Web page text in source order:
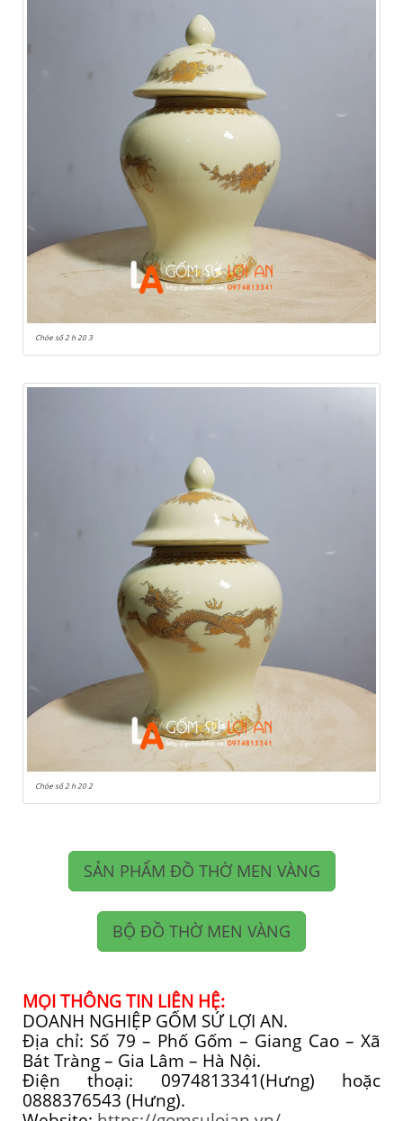
Chóe số 2 h 20 3
Chóe số 2 h 20 2
SẢN PHẨM ĐỒ THỜ MEN VÀNG
BỘ ĐỒ THỜ MEN VÀNG
MỌI THÔNG TIN LIÊN HỆ:
DOANH NGHIỆP GỐM SỨ LỢI AN.
Địa chỉ: Số 79 – Phố Gốm – Giang Cao – Xã
Bát Tràng – Gia Lâm – Hà Nội.
Điện thoại: 0974813341(Hưng) hoặc
0888376543 (Hưng).